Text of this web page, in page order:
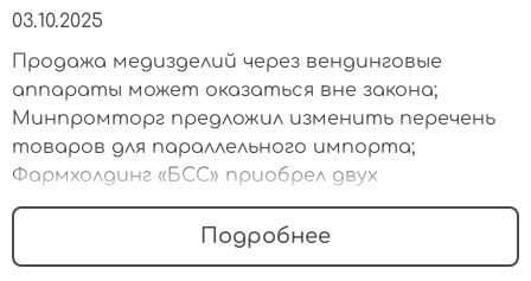
03.10.2025
Продажа медизделий через вендинговые
аппараты может оказаться вне закона;
Минпромторг предложил изменить перечень
товаров для параллельного импорта;
Фармхолдинг «БСС» приобрел двух
дистрибьюторов медизделий
Подробнее